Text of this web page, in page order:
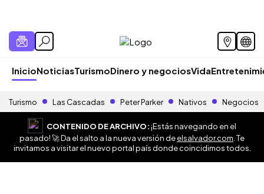
InicioNoticiasTurismoDinero y negociosVida
Turismo Las Cascadas Peter Parker Nativos Negocios
CONTENIDO DE ARCHIVO:¡Estás navegando en el
pasado! 🚀 Da el salto a la nueva versión deelsalvador.com . Te
invitamos a visitar el nuevo portal país donde coincidimos todos.